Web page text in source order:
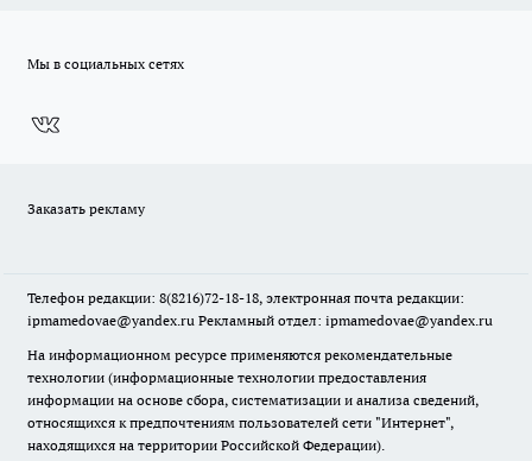
Мы в социальных сетях
Заказать рекламу
Телефон редакции: 8(8216)72-18-18, электронная почта редакции:
ipmamedovae@yandex.ru Рекламный отдел: ipmamedovae@yandex.ru
На информационном ресурсе применяются рекомендательные
технологии (информационные технологии предоставления
информации на основе сбора, систематизации и анализа сведений,
относящихся к предпочтениям пользователей сети "Интернет",
находящихся на территории Российской Федерации).